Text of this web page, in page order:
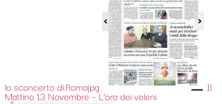
lo sconcerto di.Romajpg Il
Mattino 13 Novembre – L’ora dei veleni